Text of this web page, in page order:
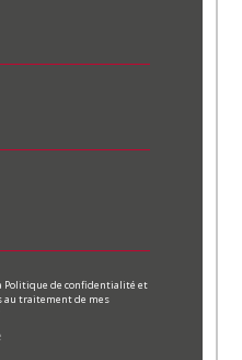
Politique de confidentialité et
traitement de mes